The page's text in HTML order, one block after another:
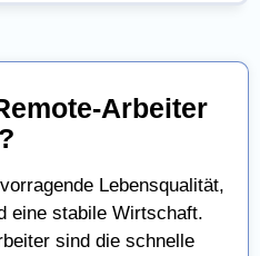
Arbeiter
Lebensqualität,
eine stabile Wirtschaft.
sind die schnelle